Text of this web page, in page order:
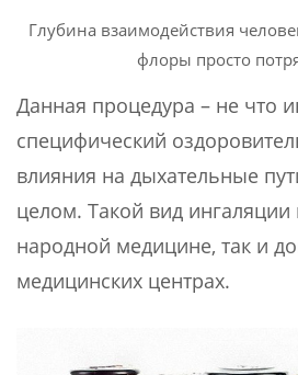
Глубина взаимодействия
флоры просто
Данная процедура – не что
специфический
влияния на дыхательные
целом. Такой вид ингаляции
народной медицине, так и
медицинских центрах.